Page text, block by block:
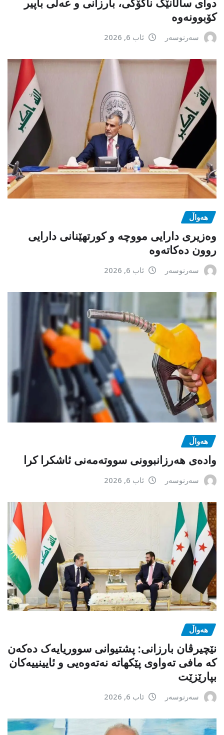
کۆبوونەوە
سەرنوسەر ئاب 6, 2026
هەواڵ
وەزیری دارایی مووچە و کورتهێنانی دارایی
روون دەکاتەوە
سەرنوسەر ئاب 6, 2026
هەواڵ
وادەی هەرزانبوونی سووتەمەنی ئاشکرا کرا
سەرنوسەر ئاب 6, 2026
هەواڵ
نێچیرڤان بارزانی: پشتیوانی سووریایەک دەکەن
کە مافی تەواوی پێکهاتە نەتەوەیی و ئایینییەکان
بپارێزێت
سەرنوسەر ئاب 6, 2026